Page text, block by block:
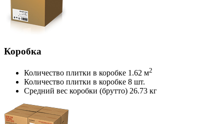
Коробка
Количество плитки в коробке 1.62 м2
Количество плитки в коробке 8 шт.
Средний вес коробки (брутто) 26.73 кг